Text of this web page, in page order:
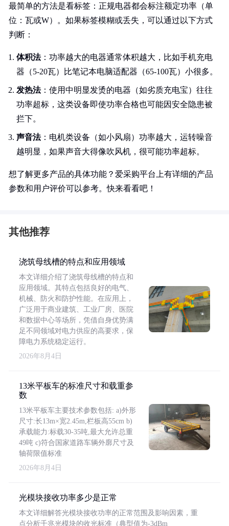
最简单的方法是看标签：正规电器都会标注额定功率（单
位：瓦或W）。如果标签模糊或丢失，可以通过以下方式
判断：
体积法：功率越大的电器通常体积越大，比如手机充电
器（5-20瓦）比笔记本电脑适配器（65-100瓦）小很多。
发热法：使用中明显发烫的电器（如劣质充电宝）往往
功率超标，这类设备即使功率合格也可能因安全隐患被
拦下。
声音法：电机类设备（如小风扇）功率越大，运转噪音
越明显，如果声音大得像吹风机，很可能功率超标。
想了解更多产品的具体功能？爱采购平台上有详细的产品
参数和用户评价可以参考。快来看看吧！
其他推荐
浇筑母线槽的特点和应用领域
本文详细介绍了浇筑母线槽的特点和
应用领域。其特点包括良好的电气、
机械、防火和防护性能。在应用上，
广泛用于商业建筑、工业厂房、医院
和数据中心等场所，凭借自身优势满
足不同领域对电力供应的高要求，保
障电力系统稳定运行。
2026年8月4日
13米平板车的标准尺寸和载重参
数
13米平板车主要技术参数包括: a)外形
尺寸:长13m×宽2.45m,栏板高55cm b)
承载能力:标载30-35吨,最大允许总重
49吨 c)符合国家道路车辆外廓尺寸及
轴荷限值标准
2026年8月4日
光模块接收功率多少是正常
本文详细解答光模块接收功率的正常范围及影响因素，重
点分析千兆光模块的收光标准（典型值为-3dBm